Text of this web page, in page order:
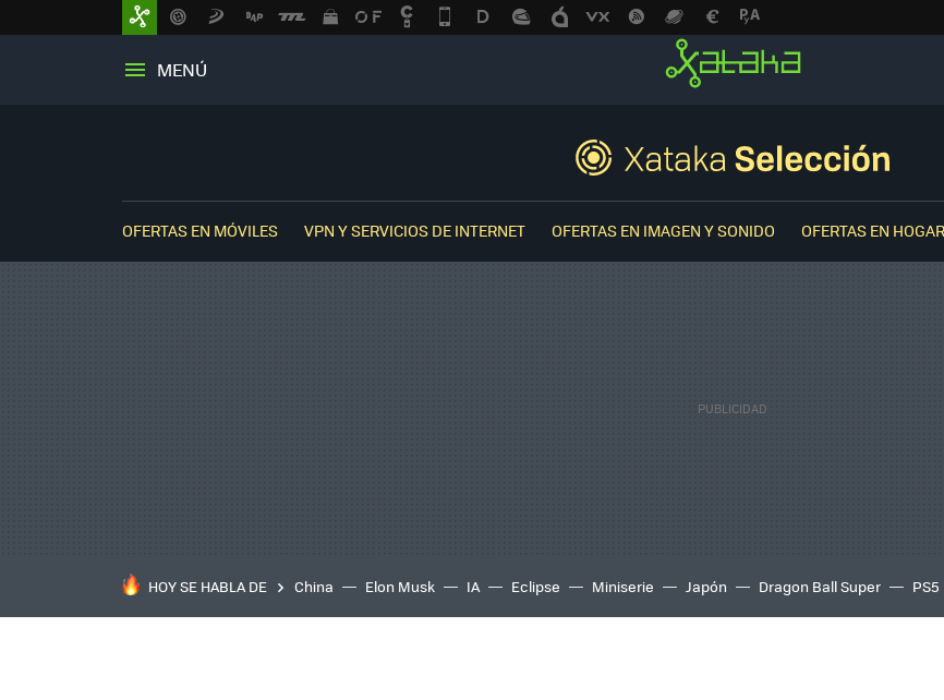
MENÚ
OFERTAS EN MÓVILES VPN Y SERVICIOS DE INTERNET OFERTAS EN IMAGEN Y SONIDO OFERTAS EN
HOY SE HABLA DE China Elon Musk IA Eclipse Miniserie Japón Dragon Ball Super PS5